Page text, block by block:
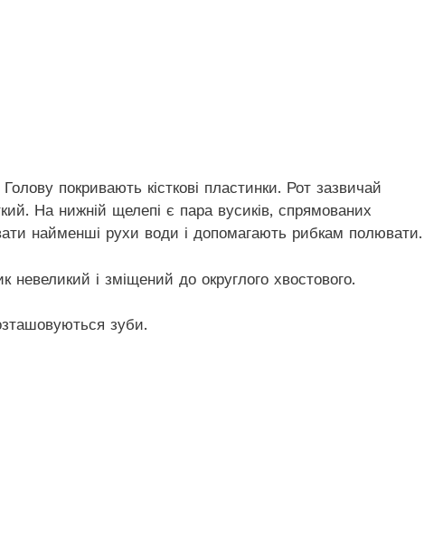
покривають кісткові пластинки. Рот зазвичай
На нижній щелепі є пара вусиків, спрямованих
найменші рухи води і допомагають рибкам полювати.
невеликий і зміщений до округлого хвостового.
зуби.